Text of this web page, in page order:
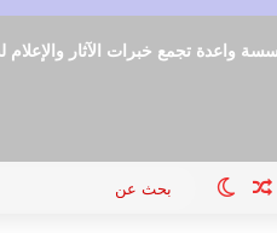
واعدة تجمع خبرات الآثار والإعلام
الدخول
مقال عشوائي
الوضع المظلم